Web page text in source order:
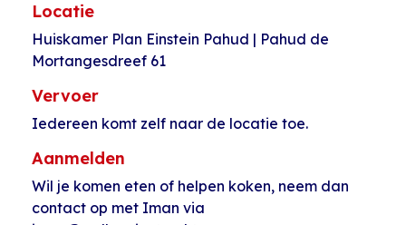
Locatie
Huiskamer Plan Einstein Pahud | Pahud de
Mortangesdreef 61
Vervoer
Iedereen komt zelf naar de locatie toe.
Aanmelden
Wil je komen eten of helpen koken, neem dan
contact op met Iman via